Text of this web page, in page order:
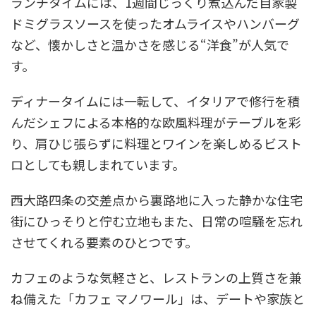
ドミグラスソースを使ったオムライスやハンバーグ
など、懐かしさと温かさを感じる“洋食”が人気で
す。
ディナータイムには一転して、イタリアで修行を積
んだシェフによる本格的な欧風料理がテーブルを彩
り、肩ひじ張らずに料理とワインを楽しめるビスト
ロとしても親しまれています。
西大路四条の交差点から裏路地に入った静かな住宅
街にひっそりと佇む立地もまた、日常の喧騒を忘れ
させてくれる要素のひとつです。
カフェのような気軽さと、レストランの上質さを兼
ね備えた「カフェ マノワール」は、デートや家族と